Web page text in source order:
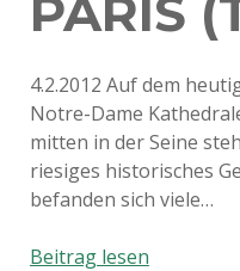
PARIS
4.2.2012 Auf dem
Notre-Dame
mitten in der Seine
riesiges historisches
befanden sich viele…
Beitrag lesenLa